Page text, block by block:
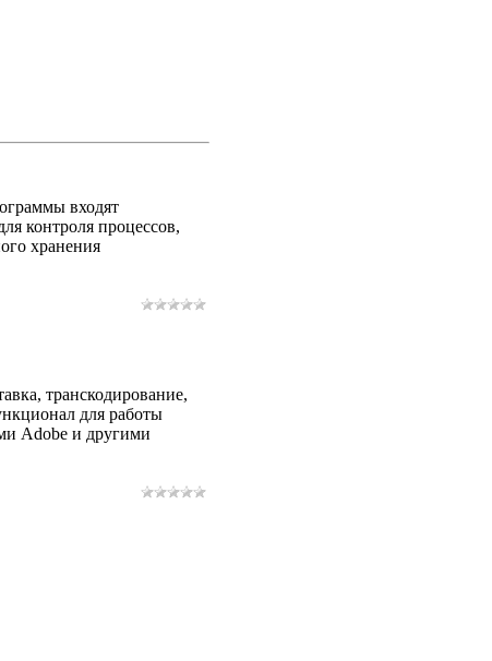
входят
контроля процессов,
хранения
транскодирование,
для работы
Adobe и другими